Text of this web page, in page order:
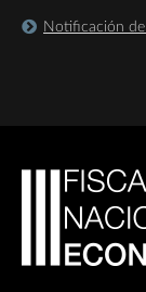
Notificación